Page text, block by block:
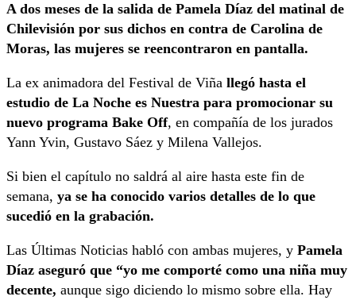
A dos meses de la salida de Pamela Díaz del matinal de
Chilevisión por sus dichos en contra de Carolina de
Moras, las mujeres se reencontraron en pantalla.
La ex animadora del Festival de Viña llegó hasta el
estudio de La Noche es Nuestra para promocionar su
nuevo programa Bake Off, en compañía de los jurados
Yann Yvin, Gustavo Sáez y Milena Vallejos.
Si bien el capítulo no saldrá al aire hasta este fin de
semana, ya se ha conocido varios detalles de lo que
sucedió en la grabación.
Las Últimas Noticias habló con ambas mujeres, y Pamela
Díaz aseguró que “yo me comporté como una niña muy
decente, aunque sigo diciendo lo mismo sobre ella. Hay